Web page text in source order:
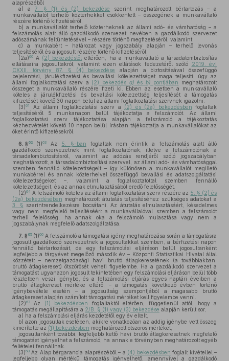
alaprészéből
a) a7. § (1) és (2) bekezdése szerint meghatározott bértartozás – a
munkavállalót terhelő közterhekkel csökkentett – összegének a munkavállaló
részére történő kifizetéséről,
b) a munkavállalót terhelő közterheknek az állami adó- és vámhatóság – a
felszámolás alatt álló gazdálkodó szervezet nevében a gazdálkodó szervezet
adószámának feltüntetésével – részére történő megfizetéséről, valamint
c) a munkabért – határozat vagy jogszabály alapján – terhelő levonás
teljesítéséről és a jogosult részére történő kifizetéséről.
(2a)60 A (2) bekezdéstől eltérően, ha a munkavállaló a társadalombiztosítás
ellátásaira jogosultakról, valamint ezen ellátások fedezetéről szóló
2019. évi
CXXII. törvény 87. § (4) bekezdése
alapján a biztosításával összefüggő
bejelentési, járulékfizetési és bevallási kötelezettséget maga teljesíti, úgy az
állami foglalkoztatási szerv a (2) bekezdés a) és b) pontjában
meghatározott
összeget a munkavállaló részére fizeti ki. Ebben az esetben a munkavállaló
köteles a járulékfizetési és bevallási kötelezettség teljesítését a támogatás
kifizetését követő 30 napon belül az állami foglalkoztatási szervnek igazolni.
(3)61 Az állami foglalkoztatási szerv a (2) és (2a) bekezdésben foglaltak
teljesítéséről 5 munkanapon belül tájékoztatja a felszámolót. Az állami
foglalkoztatási szerv tájékoztatása alapján a felszámoló a tájékoztatás
kézhezvételét követő 10 napon belül írásban tájékoztatja a munkavállalókat az
őket érintő kifizetésekről.
6. § 62 (1)63 Az 5. §-ban foglaltak nem érintik a felszámolás alatt álló
gazdálkodó szervezetnek mint foglalkoztatónak, illetve a felszámolónak a
társadalombiztosításról, valamint az adózás rendjéről szóló jogszabályban
meghatározott, a társadalombiztosítási szervvel, az állami adó- és vámhatósággal
szemben fennálló kötelezettségeit – így különösen a munkavállalót megillető
munkabérrel és annak közterheivel összefüggő bevallási és adatszolgáltatási
kötelezettségeket –, valamint a foglalkoztatottal szemben fennálló
kötelezettségeit, és az annak elmulasztásából eredő felelősségét.
(2)64 A felszámoló köteles az állami foglalkoztatási szerv részére az 5. § (2) és
(2a) bekezdésében meghatározott átutalás teljesítéséhez szükséges adatokat a
3. § szerintrendelkezésre bocsátani. Az átutalás elmulasztásáért, késedelmes
vagy nem megfelelő teljesítéséért a munkavállalóval szemben a felszámolót
terheli felelősség, ha annak oka a felszámoló mulasztása vagy nem a
jogszabálynak megfelelő adatszolgáltatása.
7. § 65 (1)66 A felszámoló a támogatási igény meghatározása során a támogatásra
jogosult gazdálkodó szervezetnek a jogosultakkal szemben, a bérfizetési napon
fennálló bértartozását, de egy felszámolási eljáráson belül jogosultanként
legfeljebb a tárgyévet megelőző második év – Központi Statisztikai Hivatal által
közzétett – nemzetgazdasági havi bruttó átlagkeresetének (a továbbiakban:
bruttó átlagkereset) ötszörösét veheti figyelembe. Ha a gazdálkodó szervezet a
támogatást ugyanazon jogosult tekintetében egy felszámolási eljáráson belül több
részletben veszi igénybe, és a felszámolási eljárás egyes naptári éveiben a
bruttó átlagkereset mértéke eltérő, – a támogatás következő évben történő
igénybevétele esetén – a jogosultság szempontjából a magasabb bruttó
átlagkereset alapján számított támogatási mértéket kell figyelembe venni.
(2)67 Az (1) bekezdésben
foglaltaktól eltérően, függetlenül attól, hogy a
támogatás megállapítására a 2/B. § (1) vagy (3) bekezdése alapján került sor,
a) ha a felszámolási eljárás kezdetétől egy év eltelt,
b) azon jogosultak esetében, akikre vonatkozóan az addig igénybe vett összeg
kimerítette az (1) bekezdésben meghatározott ötszörös mértéket,
jogosultanként további, legfeljebb kettő havi bruttó átlagkeresetnek megfelelő
támogatást igényelhet a felszámoló, ha annak e törvényben meghatározott egyéb
feltételei fennállnak.
(3)68 Az Alap bérgarancia alaprészéből – a (4) bekezdésben foglalt kivétellel –
legfeljebb olyan mértékű támogatás igényelhető, amennyivel a gazdálkodó